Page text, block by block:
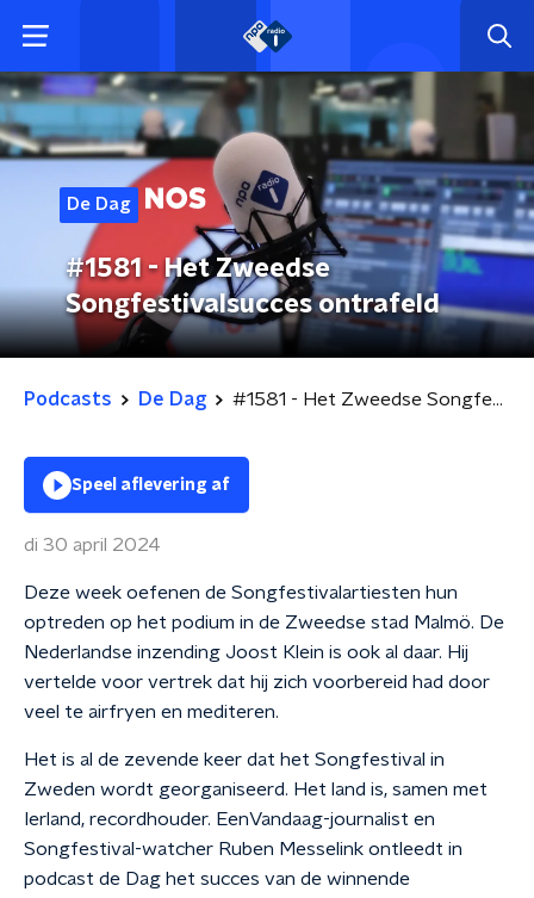
De Dag
#1581 - Het Zweedse
Songfestivalsucces ontrafeld
Podcasts De Dag #1581 - Het Zweedse Songfestivalsucces ontrafeld
Speel aflevering af
di 30 april 2024
Deze week oefenen de Songfestivalartiesten hun
optreden op het podium in de Zweedse stad Malmö. De
Nederlandse inzending Joost Klein is ook al daar. Hij
vertelde voor vertrek dat hij zich voorbereid had door
veel te airfryen en mediteren.
Het is al de zevende keer dat het Songfestival in
Zweden wordt georganiseerd. Het land is, samen met
Ierland, recordhouder. EenVandaag-journalist en
Songfestival-watcher Ruben Messelink ontleedt in
podcast de Dag het succes van de winnende